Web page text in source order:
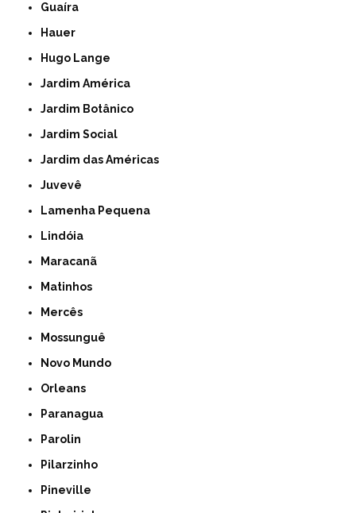
Guaíra
Hauer
Hugo Lange
Jardim América
Jardim Botânico
Jardim Social
Jardim das Américas
Juvevê
Lamenha Pequena
Lindóia
Maracanã
Matinhos
Mercês
Mossunguê
Novo Mundo
Orleans
Paranagua
Parolin
Pilarzinho
Pineville